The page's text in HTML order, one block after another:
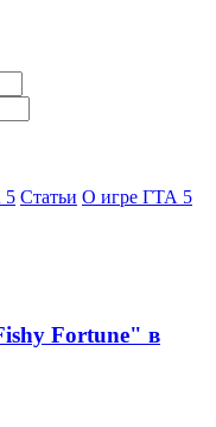
5 Статьи О игре ГТА 5
Fortune" в